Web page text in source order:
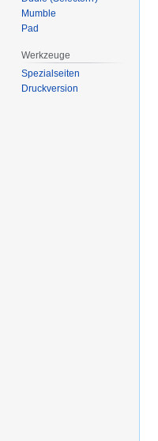
Mumble
Pad
Werkzeuge
Spezialseiten
Druckversion